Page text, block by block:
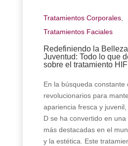
Tratamientos Corporales
Tratamientos Faciales
Redefiniendo la
Juventud: Todo lo que
sobre el tratamiento
En la búsqueda constante
revolucionarios para
apariencia fresca y
D se ha convertido en
más destacadas en el
y la estética. Este